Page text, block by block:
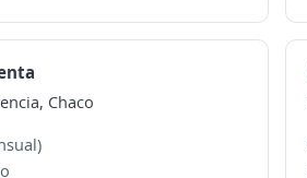
Chaco